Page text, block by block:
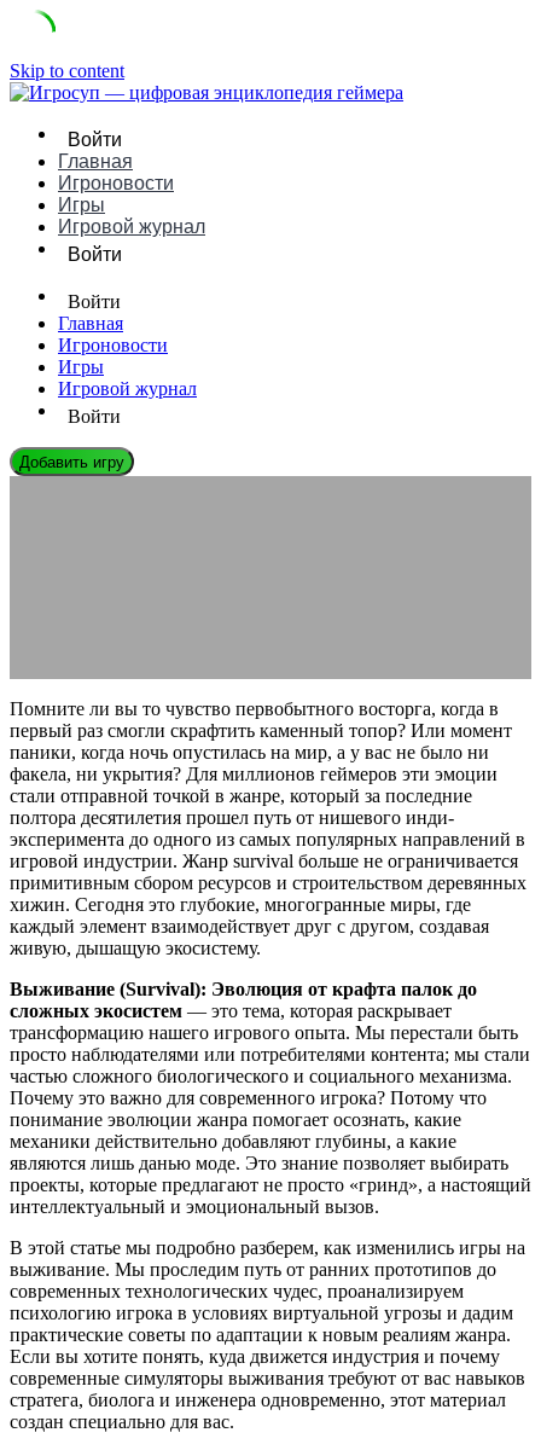
Skip to content
Войти
Главная
Игроновости
Игры
Игровой журнал
Войти
Войти
Главная
Игроновости
Игры
Игровой журнал
Войти
Добавить игру
Помните ли вы то чувство первобытного восторга, когда в
первый раз смогли скрафтить каменный топор? Или момент
паники, когда ночь опустилась на мир, а у вас не было ни
факела, ни укрытия? Для миллионов геймеров эти эмоции
стали отправной точкой в жанре, который за последние
полтора десятилетия прошел путь от нишевого инди-
эксперимента до одного из самых популярных направлений в
игровой индустрии. Жанр survival больше не ограничивается
примитивным сбором ресурсов и строительством деревянных
хижин. Сегодня это глубокие, многогранные миры, где
каждый элемент взаимодействует друг с другом, создавая
живую, дышащую экосистему.
Выживание (Survival): Эволюция от крафта палок до
сложных экосистем — это тема, которая раскрывает
трансформацию нашего игрового опыта. Мы перестали быть
просто наблюдателями или потребителями контента; мы стали
частью сложного биологического и социального механизма.
Почему это важно для современного игрока? Потому что
понимание эволюции жанра помогает осознать, какие
механики действительно добавляют глубины, а какие
являются лишь данью моде. Это знание позволяет выбирать
проекты, которые предлагают не просто «гринд», а настоящий
интеллектуальный и эмоциональный вызов.
В этой статье мы подробно разберем, как изменились игры на
выживание. Мы проследим путь от ранних прототипов до
современных технологических чудес, проанализируем
психологию игрока в условиях виртуальной угрозы и дадим
практические советы по адаптации к новым реалиям жанра.
Если вы хотите понять, куда движется индустрия и почему
современные симуляторы выживания требуют от вас навыков
стратега, биолога и инженера одновременно, этот материал
создан специально для вас.